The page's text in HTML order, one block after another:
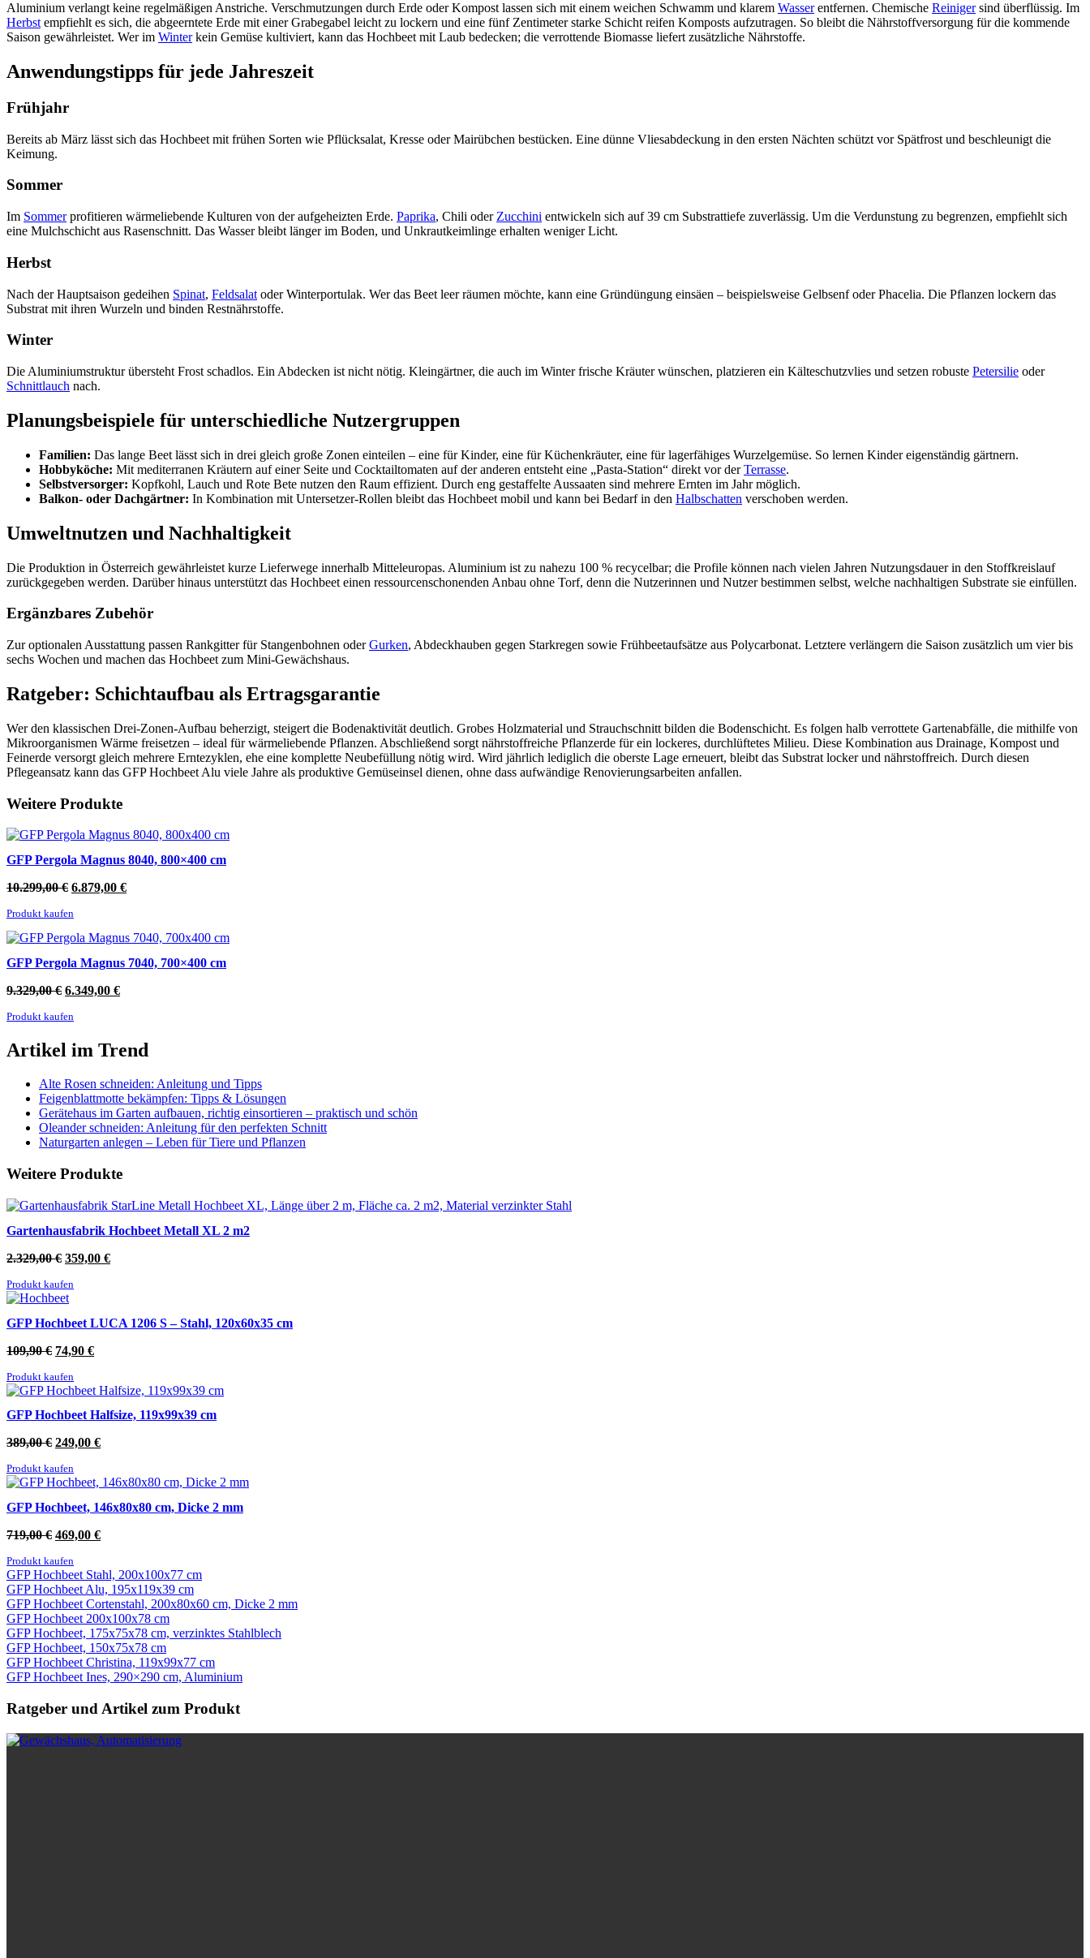
Aluminium verlangt keine regelmäßigen Anstriche. Verschmutzungen durch Erde oder Kompost lassen sich mit einem weichen Schwamm und klarem Wasserentfernen. Chemische Reinigersind überflüssig. Im
Herbst empfiehlt es sich, die abgeerntete Erde mit einer Grabegabel leicht zu lockern und eine fünf Zentimeter starke Schicht reifen Komposts aufzutragen. So bleibt die Nährstoffversorgung für die kommende
Saison gewährleistet. Wer im Winterkein Gemüse kultiviert, kann das Hochbeet mit Laub bedecken; die verrottende Biomasse liefert zusätzliche Nährstoffe.
Anwendungstipps für jede Jahreszeit
Frühjahr
Bereits ab März lässt sich das Hochbeet mit frühen Sorten wie Pflücksalat, Kresse oder Mairübchen bestücken. Eine dünne Vliesabdeckung in den ersten Nächten schützt vor Spätfrost und beschleunigt die
Keimung.
Sommer
Im Sommerprofitieren wärmeliebende Kulturen von der aufgeheizten Erde. Paprika, Chili oder Zucchini entwickeln sich auf 39 cm Substrattiefe zuverlässig. Um die Verdunstung zu begrenzen, empfiehlt sich
eine Mulchschicht aus Rasenschnitt. Das Wasser bleibt länger im Boden, und Unkrautkeimlinge erhalten weniger Licht.
Herbst
Nach der Hauptsaison gedeihen Spinat, Feldsalat oder Winterportulak. Wer das Beet leer räumen möchte, kann eine Gründüngung einsäen – beispielsweise Gelbsenf oder Phacelia. Die Pflanzen lockern das
Substrat mit ihren Wurzeln und binden Restnährstoffe.
Winter
Die Aluminiumstruktur übersteht Frost schadlos. Ein Abdecken ist nicht nötig. Kleingärtner, die auch im Winter frische Kräuter wünschen, platzieren ein Kälteschutzvlies und setzen robuste Petersilie oder
Schnittlauch nach.
Planungsbeispiele für unterschiedliche Nutzergruppen
Familien: Das lange Beet lässt sich in drei gleich große Zonen einteilen – eine für Kinder, eine für Küchenkräuter, eine für lagerfähiges Wurzelgemüse. So lernen Kinder eigenständig gärtnern.
Hobbyköche: Mit mediterranen Kräutern auf einer Seite und Cocktailtomaten auf der anderen entsteht eine „Pasta-Station“ direkt vor derTerrasse.
Selbstversorger: Kopfkohl, Lauch und Rote Bete nutzen den Raum effizient. Durch eng gestaffelte Aussaaten sind mehrere Ernten im Jahr möglich.
Balkon- oder Dachgärtner: In Kombination mit Untersetzer-Rollen bleibt das Hochbeet mobil und kann bei Bedarf in den Halbschatten verschoben werden.
Umweltnutzen und Nachhaltigkeit
Die Produktion in Österreich gewährleistet kurze Lieferwege innerhalb Mitteleuropas. Aluminium ist zu nahezu 100 % recycelbar; die Profile können nach vielen Jahren Nutzungsdauer in den Stoffkreislauf
zurückgegeben werden. Darüber hinaus unterstützt das Hochbeet einen ressourcenschonenden Anbau ohne Torf, denn die Nutzerinnen und Nutzer bestimmen selbst, welche nachhaltigen Substrate sie einfüllen.
Ergänzbares Zubehör
Zur optionalen Ausstattung passen Rankgitter für Stangenbohnen oderGurken, Abdeckhauben gegen Starkregen sowie Frühbeetaufsätze aus Polycarbonat. Letztere verlängern die Saison zusätzlich um vier bis
sechs Wochen und machen das Hochbeet zum Mini-Gewächshaus.
Ratgeber: Schichtaufbau als Ertragsgarantie
Wer den klassischen Drei-Zonen-Aufbau beherzigt, steigert die Bodenaktivität deutlich. Grobes Holzmaterial und Strauchschnitt bilden die Bodenschicht. Es folgen halb verrottete Gartenabfälle, die mithilfe von
Mikroorganismen Wärme freisetzen – ideal für wärmeliebende Pflanzen. Abschließend sorgt nährstoffreiche Pflanzerde für ein lockeres, durchlüftetes Milieu. Diese Kombination aus Drainage, Kompost und
Feinerde versorgt gleich mehrere Erntezyklen, ehe eine komplette Neubefüllung nötig wird. Wird jährlich lediglich die oberste Lage erneuert, bleibt das Substrat locker und nährstoffreich. Durch diesen
Pflegeansatz kann das GFP Hochbeet Alu viele Jahre als produktive Gemüseinsel dienen, ohne dass aufwändige Renovierungsarbeiten anfallen.
Weitere Produkte
GFP Pergola Magnus 8040, 800×400 cm
10.299,00€ Ursprünglicher
war:
10.299,00 €
6.879,00 €Aktueller
6.879,00 €.
Produkt kaufen
GFP Pergola Magnus 7040, 700×400 cm
9.329,00€ Ursprünglicher
war:
6.349,00 €Aktueller
Produkt kaufen
Artikel im Trend
Alte Rosen schneiden: Anleitung und Tipps
Feigenblattmotte bekämpfen: Tipps & Lösungen
Gerätehaus im Garten aufbauen, richtig einsortieren – praktisch und schön
Oleander schneiden: Anleitung für den perfekten Schnitt
Naturgarten anlegen – Leben für Tiere und Pflanzen
Weitere Produkte
Gartenhausfabrik Hochbeet Metall XL 2 m2
2.329,00€ Ursprünglicher
war:
2.329,00 €
359,00 €Aktueller
Produkt kaufen
GFP Hochbeet LUCA 1206 S – Stahl, 120x60x35 cm
109,90€ Ursprünglicher
war:
109,90 €
74,90 €Aktueller
74,90 €.
Produkt kaufen
GFP Hochbeet Halfsize, 119x99x39 cm
389,00€ Ursprünglicher
war:
389,00 €
249,00 €Aktueller
249,00 €.
Produkt kaufen
GFP Hochbeet, 146x80x80 cm, Dicke 2 mm
719,00€ Ursprünglicher
war:
719,00 €
469,00 €Aktueller
469,00 €.
Produkt kaufen
GFP Hochbeet Stahl, 200x100x77 cm
GFP Hochbeet Alu, 195x119x39 cm
GFP Hochbeet Cortenstahl, 200x80x60 cm, Dicke 2 mm
GFP Hochbeet 200x100x78 cm
GFP Hochbeet, 175x75x78 cm, verzinktes Stahlblech
GFP Hochbeet, 150x75x78 cm
GFP Hochbeet Christina, 119x99x77 cm
GFP Hochbeet Ines, 290×290 cm, Aluminium
Ratgeber und Artikel zum Produkt